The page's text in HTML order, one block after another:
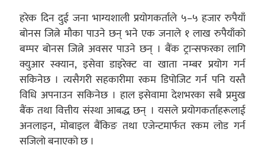
हरेक दिन दुई जना भाग्यशाली प्रयोगकर्ताले ५–५ हजार रुपैयाँ
बोनस जित्ने मौका पाउने छन् भने एक जनाले १ लाख रुपैयाँको
बम्पर बोनस जित्ने अवसर पाउने छन् । बैंक ट्रान्सफरका लागि
क्युआर स्क्यान, इसेवा डाइरेक्ट वा खाता नम्बर प्रयोग गर्न
सकिनेछ । त्यसैगरी सहकारीमा रकम डिपोजिट गर्न पनि यस्तै
विधि अपनाउन सकिनेछ । हाल इसेवामा देशभरका सबै प्रमुख
बैंक तथा वित्तीय संस्था आबद्ध छन् । यसले प्रयोगकर्ताहरूलाई
अनलाइन, मोबाइल बैंकिङ तथा एजेन्टमार्फत रकम लोड गर्न
सजिलो बनाएको छ ।